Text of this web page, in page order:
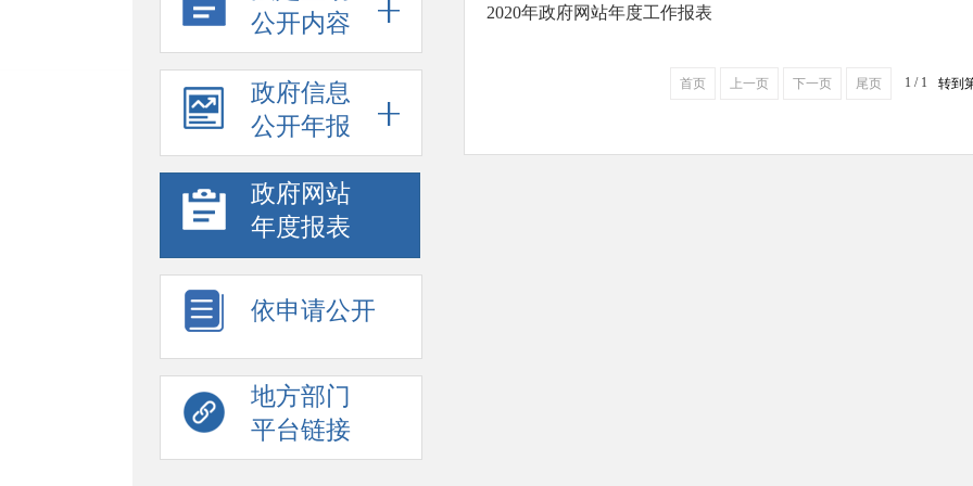
公开内容
政府信息
公开年报
政府网站
年度报表
依申请公开
地方部门
平台链接
2020年政府网站年度工作报表
首页 上一页 下一页 尾页 1 / 1 转到